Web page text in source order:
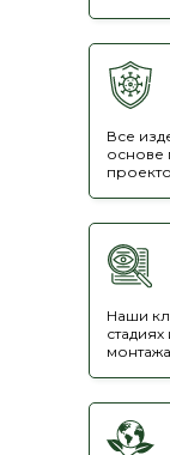
Все
основе
Наши
монтажа